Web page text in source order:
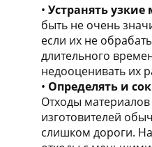
Устранять узкие
быть не очень
если их не
длительного
недооценивать их
Определять и
Отходы материалов
изготовителей
слишком дороги.